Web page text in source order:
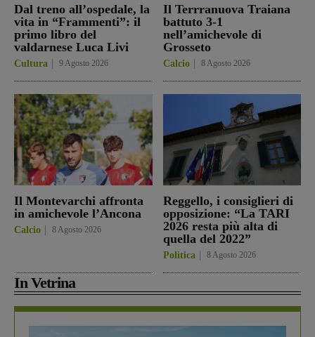
Dal treno all’ospedale, la
vita in “Frammenti”: il
primo libro del
valdarnese Luca Livi
Cultura 9 Agosto 2026
Il Terrranuova Traiana
battuto 3-1
nell’amichevole di
Grosseto
Calcio 8 Agosto 2026
Il Montevarchi affronta
in amichevole l’Ancona
Calcio 8 Agosto 2026
Reggello, i consiglieri di
opposizione: “La TARI
2026 resta più alta di
quella del 2022”
Politica 8 Agosto 2026
In Vetrina